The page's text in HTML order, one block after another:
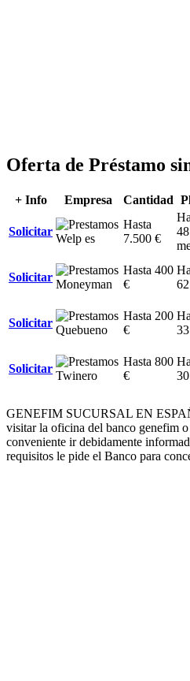
Oferta de Préstamo
+ Info Empresa Cantidad
Solicitar
Hasta
7.500 €
48
Solicitar
Hasta 400
€
Solicitar
Hasta 200
€
Solicitar
Hasta 800
€
GENEFIM SUCURSAL EN
visitar la oficina del banco genefim
conveniente ir debidamente
requisitos le pide el Banco para